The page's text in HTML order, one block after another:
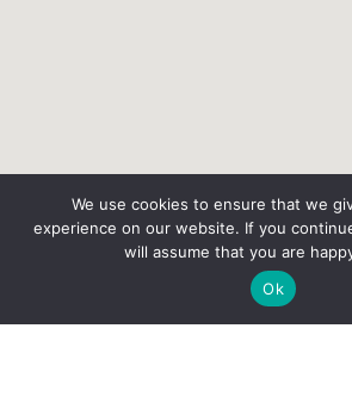
We use cookies to ensure that we
experience on our website. If you
will assume that you are
Ok